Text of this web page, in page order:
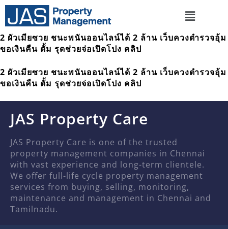
2 ผัวเมียซวย ชนะพนันออนไลน์ได้ 2 ล้าน เว็บควงตำรวจอุ้ม
ขอเงินคืน ตั้ม รุดช่วยจ่อเปิดโปง คลิป
2 ผัวเมียซวย ชนะพนันออนไลน์ได้ 2 ล้าน เว็บควงตำรวจอุ้ม
ขอเงินคืน ตั้ม รุดช่วยจ่อเปิดโปง คลิป
JAS Property Care
JAS Property Care is one of the trusted
property management companies in Chennai
with vast experience and long-term clientele.
We offer full-life cycle property management
services from buying, selling, monitoring,
maintenance and management in Chennai and
Tamilnadu.